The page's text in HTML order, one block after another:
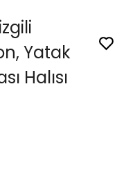
Yatak
Halısı